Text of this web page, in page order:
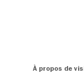
Navigation:
À propos de